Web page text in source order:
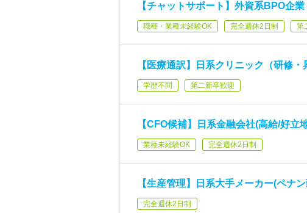
【チャットサポート】外資系BPO企
職種・業種未経験OK 完全週休2日制 第
【医療通訳】日系クリニック（研修・
学歴不問 第二新卒歓迎
【CFO候補】日系金融会社(高給/好立
業種未経験OK 完全週休2日制
【生産管理】日系大手メーカー(ペナ
完全週休2日制